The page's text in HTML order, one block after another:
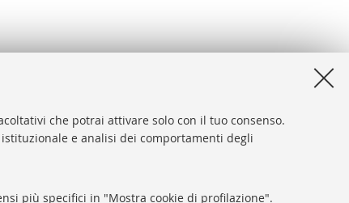
che potrai attivare solo con il tuo consenso.
e analisi dei comportamenti degli
più specifici in "Mostra cookie di profilazione".